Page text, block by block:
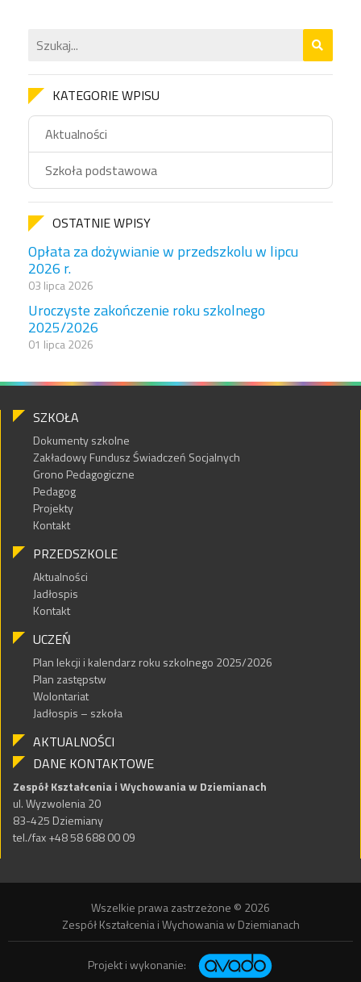
KATEGORIE WPISU
Aktualności
Szkoła podstawowa
OSTATNIE WPISY
Opłata za dożywianie w przedszkolu w lipcu
2026 r.
03 lipca 2026
Uroczyste zakończenie roku szkolnego
2025/2026
01 lipca 2026
SZKOŁA
Dokumenty szkolne
Zakładowy Fundusz Świadczeń Socjalnych
Grono Pedagogiczne
Pedagog
Projekty
Kontakt
PRZEDSZKOLE
Aktualności
Jadłospis
Kontakt
UCZEŃ
Plan lekcji i kalendarz roku szkolnego 2025/2026
Plan zastępstw
Wolontariat
Jadłospis – szkoła
AKTUALNOŚCI
DANE KONTAKTOWE
Zespół Kształcenia i Wychowania w Dziemianach
ul. Wyzwolenia 20
83-425 Dziemiany
tel./fax +48 58 688 00 09
Wszelkie prawa zastrzeżone © 2026
Zespół Kształcenia i Wychowania w Dziemianach
Projekt i wykonanie: